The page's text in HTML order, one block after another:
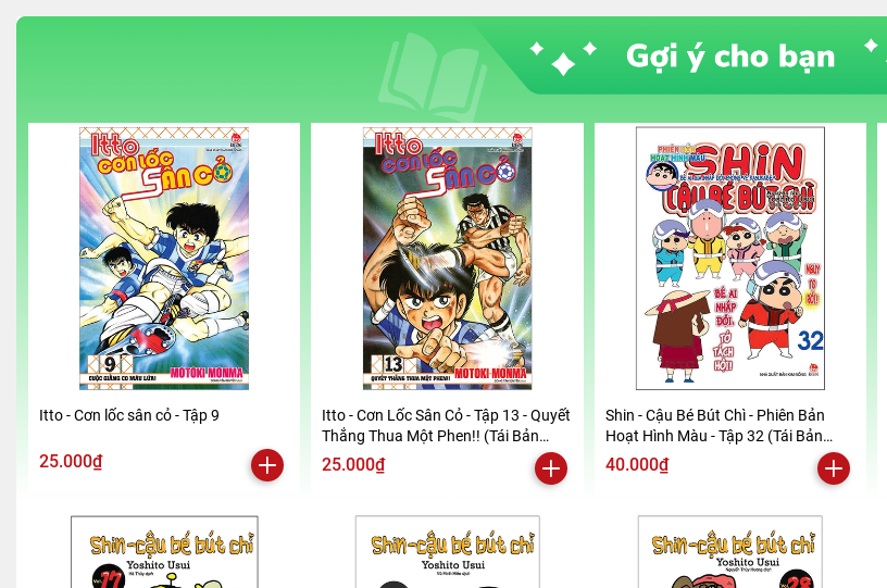
Itto - Cơn lốc sân cỏ - Tập 9
25.000₫
Itto - Cơn Lốc Sân Cỏ - Tập 13 - Quyết
Thắng Thua Một Phen!! (Tái Bản
2024)
25.000₫
Shin - Cậu Bé Bút Chì - Phiên Bản
Hoạt Hình Màu - Tập 32 (Tái Bản
2019)
40.000₫